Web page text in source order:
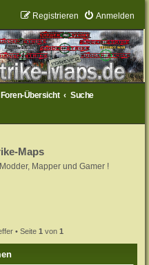
Anmelden
Registrieren
Foren-Übersicht
Suche
Maps
Mapper und Gamer !
• Seite 1 von 1